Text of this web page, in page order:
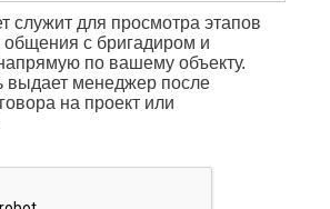
служит для просмотра этапов
общения с бригадиром и
по вашему объекту.
выдает менеджер после
на проект или